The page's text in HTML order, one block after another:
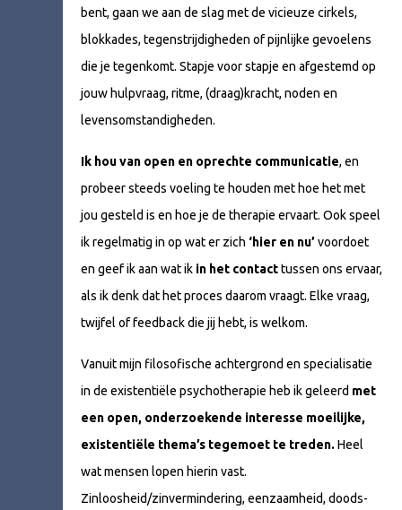
bent, gaan we aan de slag met de vicieuze cirkels,
blokkades, tegenstrijdigheden of pijnlijke gevoelens
die je tegenkomt. Stapje voor stapje en afgestemd op
jouw hulpvraag, ritme, (draag)kracht, noden en
levensomstandigheden.
Ik hou van open en oprechte communicatie, en
probeer steeds voeling te houden met hoe het met
jou gesteld is en hoe je de therapie ervaart. Ook speel
ik regelmatig in op wat er zich ‘hier en nu’voordoet
en geef ik aan wat ik in het contacttussen ons ervaar,
als ik denk dat het proces daarom vraagt. Elke vraag,
twijfel of feedback die jij hebt, is welkom.
Vanuit mijn filosofische achtergrond en specialisatie
in de existentiële psychotherapie heb ik geleerd met
een open, onderzoekende interesse moeilijke,
existentiële thema’s tegemoet te treden. Heel
wat mensen lopen hierin vast.
Zinloosheid/zinvermindering, eenzaamheid, doods-